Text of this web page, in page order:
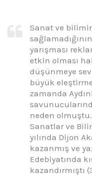
Sanat ve
yarışması
etkin olması
düşünmeye
büyük
zamanda
neden
Sanatlar ve
yılında Dijon
kazanmış ve
Edebiyatında
kazandırmıştı